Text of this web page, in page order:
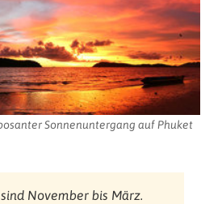
Sonnenuntergang auf Phuket
November bis März.